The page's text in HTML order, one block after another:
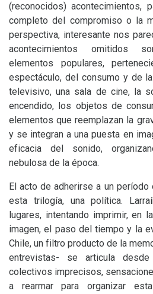
(reconocidos) acontecimientos,
completo del compromiso o la
perspectiva, interesante nos
acontecimientos omitidos
elementos populares,
espectáculo, del consumo y de
televisivo, una sala de cine, la
encendido, los objetos de
elementos que reemplazan la
y se integran a una puesta en
eficacia del sonido,
nebulosa de la época.
El acto de adherirse a un período
esta trilogía, una política.
lugares, intentando imprimir, en
imagen, el paso del tiempo y la
Chile, un filtro producto de la
entrevistas- se articula
colectivos imprecisos,
a rearmar para organizar